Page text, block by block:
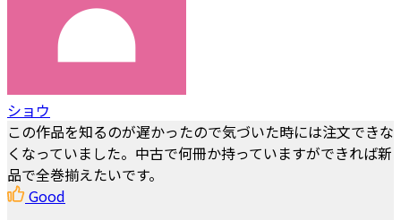
ショウ
この作品を知るのが遅かったので気づいた時には注文できな
くなっていました。中古で何冊か持っていますができれば新
品で全巻揃えたいです。
Good